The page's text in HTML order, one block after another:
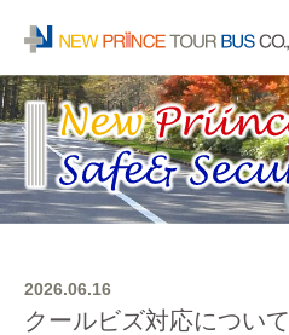
2026.06.16
クールビズ対応について